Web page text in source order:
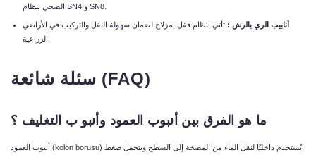
الصحي بنظام SN4 و SN8.
أنابيب الري بالرش : تأتي بنظام قفل بمزلاج لضمان سهولة النقل والتركيب في الأراضي
سئلة شائعة (FAQ)
ما هو الفرق بين أنبوب العمود وأنبو ب التغليف ؟
أنبوب العمود (kolon borusu) يُستخدم داخليًا لنقل الماء من المضخة إلى السطح ويتحمل ضغط